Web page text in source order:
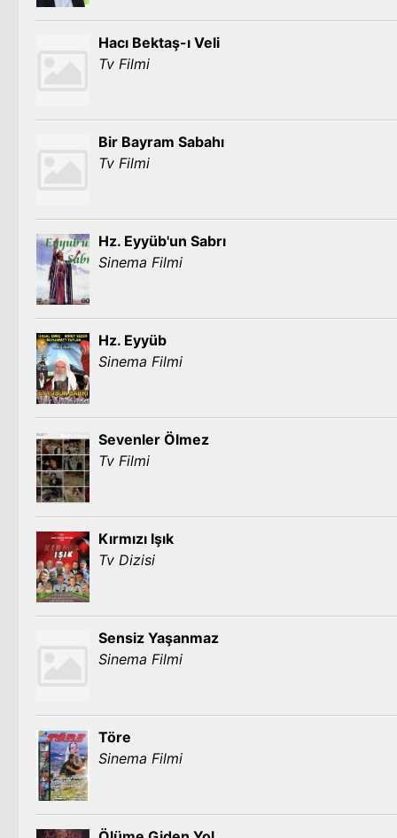
Hacı Bektaş-ı Veli
Tv Filmi
Bir Bayram Sabahı
Tv Filmi
Hz. Eyyüb'un Sabrı
Sinema Filmi
Hz. Eyyüb
Sinema Filmi
Sevenler Ölmez
Tv Filmi
Kırmızı Işık
Tv Dizisi
Sensiz Yaşanmaz
Sinema Filmi
Töre
Sinema Filmi